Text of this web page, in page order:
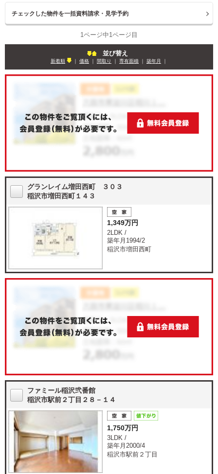
1ページ中1ページ目
並び替え
新着順 ｜ 価格 ｜ 間取り ｜ 専有面積 ｜ 築年月 ｜
グランレイム増田西町 ３０３
稲沢市増田西町１４３
1,349万円
2LDK /
築年月1994/2
稲沢市増田西町
ファミール稲沢弐番館
稲沢市駅前２丁目２８－１４
1,750万円
3LDK /
築年月2000/4
稲沢市駅前２丁目